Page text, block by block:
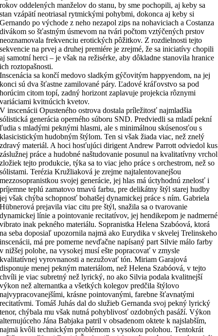
rokov oddelených manželov do stanu, by sme pochopili, aj keby sa
stan vzápätí neotriasal rytmickými pohybmi, dokonca aj keby si
Gernando po východe z neho nezapol zips na nohaviciach a Costanza
divákom so šťastným úsmevom na tvári počtom vztýčených prstov
neoznamovala frekvenciu erotických pôžitkov. Z rozdielnosti tejto
sekvencie na prvej a druhej premiére je zrejmé, že sa iniciatívy chopili
aj samotní herci – je však na režisérke, aby dôkladne stanovila hranice
ich roztopašnosti.
Inscenácia sa končí medovo sladkým gýčovitým happyendom, na jej
konci sú dva šťastne zamilované páry. Ľadové kráľovstvo sa pod
horúcim citom topí, zadný horizont zaplavuje projekcia rôznymi
variáciami kvitnúcich kvetov.
V inscenácii Opusteného ostrova dostala príležitosť najmladšia
sólistická generácia operného súboru SND. Predviedli sa mladí pekní
ľudia s mladými peknými hlasmi, ale s minimálnou skúsenosťou s
klasicistickým hudobným štýlom. Ten si však žiada viac, než znelý
zdravý materiál. A hoci hosťujúci dirigent Andrew Parrott odviedol kus
záslužnej práce a hudobné naštudovanie posunul na kvalitatívny vrchol
zložiek tejto produkcie, týka sa to viac jeho práce s orchestrom, než so
sólistami. Terézia Kružliaková je zrejme najtalentovanejšou
mezzosopranistkou svojej generácie, jej hlas má úctyhodnú znelosť i
príjemne teplú zamatovo tmavú farbu, pre delikátny štýl starej hudby
jej však chýba schopnosť bohatšej dynamickej práce s ním. Gabriela
Hübnerová prejavila viac citu pre štýl, snažila sa o tvarovanie
dynamickej línie a pointovanie recitatívov, jej hendikepom je nadmerné
vibrato inak pekného materiálu. Sopranistka Helena Szabóová, ktorá
na seba doposiaľ upozornila najmä ako Eurydika v skvelej Trelinskeho
inscenácii, má pre pomerne nevďačne napísaný part Silvie málo farby
v nižšej polohe, na vysokej musí ešte popracovať v zmysle
kvalitatívnej vyrovnanosti a nezužovať tón. Miriam Garajová
disponuje menej pekným materiálom, než Helena Szabóová, v tejto
chvíli je viac subretný než lyrický, no ako Silvia podala kvalitnejší
výkon než alternantka a všetkých kolegov predčila štýlovo
najvypracovanejšími, krásne pointovanými, farebne šťavnatými
recitatívmi. Tomáš Juhás dal do služieb Gernanda svoj pekný lyrický
tenor, chýbala mu však nutná pohyblivosť ozdobných pasáží. Výkon
alternujúceho Jána Babjaka patril v obsadenom oktete k najslabším,
najmä kvôli technickým problémom s vysokou polohou. Tentokrát